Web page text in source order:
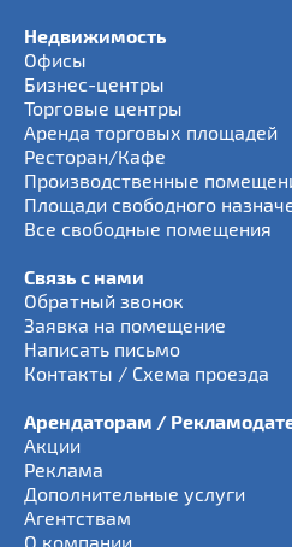
Недвижимость
Офисы
Бизнес-центры
Торговые центры
Аренда торговых площадей
Ресторан/Кафе
Производственные
Площади свободного
Все свободные помещения
Связь с нами
Обратный звонок
Заявка на помещение
Написать письмо
Контакты / Схема проезда
Арендаторам /
Акции
Реклама
Дополнительные услуги
Агентствам
О компании